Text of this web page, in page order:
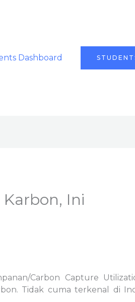
Dashboard
Ini
Carbon Capture
Tidak cuma terkenal di